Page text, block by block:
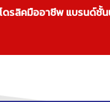
รลิคมืออาชีพ แบรนด์